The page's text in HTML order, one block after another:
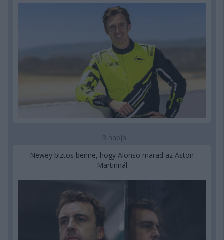
3 napja
Newey biztos benne, hogy Alonso marad az Aston
Martinnál